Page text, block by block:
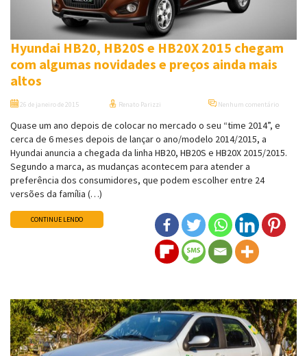
Hyundai HB20, HB20S e HB20X 2015 chegam
com algumas novidades e preços ainda mais
altos
26 de janeiro de 2015 Renato Parizzi Nenhum comentário
Quase um ano depois de colocar no mercado o seu “time 2014”, e
cerca de 6 meses depois de lançar o ano/modelo 2014/2015, a
Hyundai anuncia a chegada da linha HB20, HB20S e HB20X 2015/2015.
Segundo a marca, as mudanças acontecem para atender a
preferência dos consumidores, que podem escolher entre 24
versões da família (…)
CONTINUE LENDO